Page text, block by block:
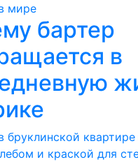
мире
бартер
в
бруклинской квартире
и краской для